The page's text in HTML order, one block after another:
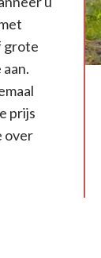
grote
prijs
over